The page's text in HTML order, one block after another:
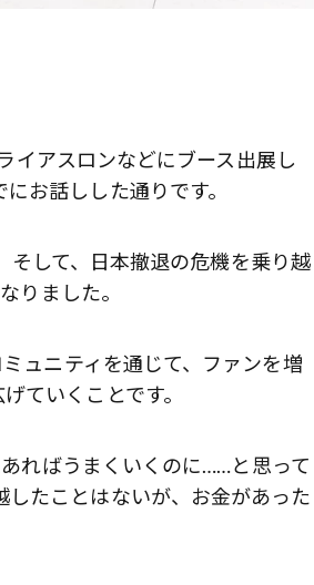
イアスロンなどにブース出展し
お話しした通りです。
して、日本撤退の危機を乗り越
りました。
ュニティを通じて、ファンを増
ていくことです。
ればうまくいくのに……と思って
たことはないが、お金があった
前列ホテル「UMITO 熱海 別邸」